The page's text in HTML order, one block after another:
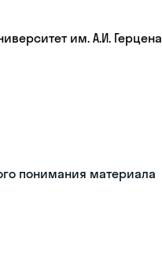
им. А.И. Герцена
понимания материала